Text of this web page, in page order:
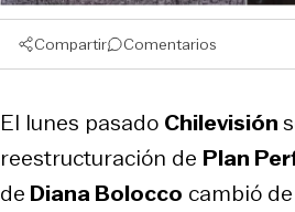
Compartir Comentarios
El lunes pasado Chilevisión
reestructuración de Plan
de Diana Bolocco cambió